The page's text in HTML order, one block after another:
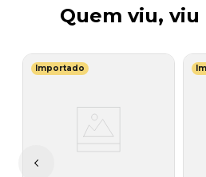
Quem viu,
Importado